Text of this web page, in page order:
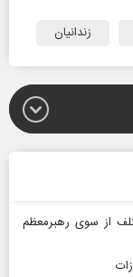
زندانیان
از سوی رهبرمعظم